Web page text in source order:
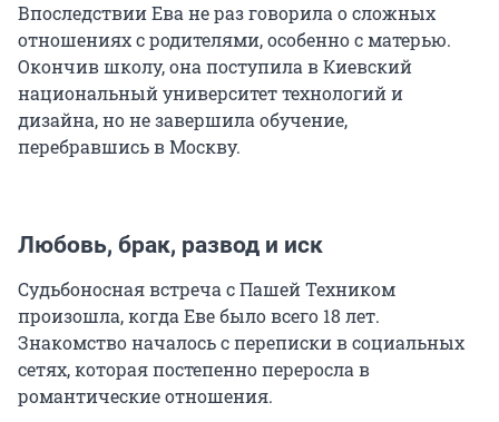
Впоследствии Ева не раз говорила о сложных
отношениях с родителями, особенно с матерью.
Окончив школу, она поступила в Киевский
национальный университет технологий и
дизайна, но не завершила обучение,
перебравшись в Москву.
Любовь, брак, развод и иск
Судьбоносная встреча с Пашей Техником
произошла, когда Еве было всего 18 лет.
Знакомство началось с переписки в социальных
сетях, которая постепенно переросла в
романтические отношения.